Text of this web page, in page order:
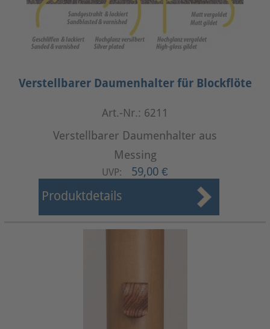
Verstellbarer Daumenhalter für Blockflöte
Art.-Nr.: 6211
Verstellbarer Daumenhalter aus
Messing
UVP: 59,00 €
Produktdetails